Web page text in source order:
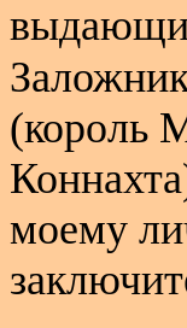
(король
моему